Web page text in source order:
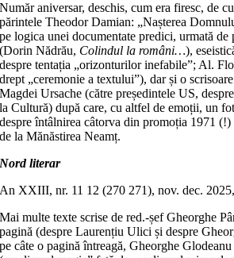
Număr aniversar, deschis, cum era firesc, de
părintele Theodor Damian: „Nașterea
pe logica unei documentate predici, urmată de
(Dorin Nădrău, Colindul la români…),
despre tentația „orizonturilor inefabile”; Al.
drept „ceremonie a textului”), dar și o
Magdei Ursache (către președintele US,
la Cultură) după care, cu altfel de emoții, un
despre întâlnirea câtorva din promoția 1971
de la Mănăstirea Neamț.
Nord literar
An XXIII, nr. 11 12 (270 271), nov. dec.
Mai multe texte scrise de red.-șef Gheorghe
pagină (despre Laurențiu Ulici și despre
pe câte o pagină întreagă, Gheorghe Glodeanu